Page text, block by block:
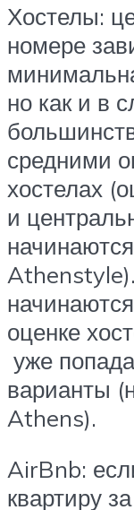
Хостелы:
номере
но как и в
средними
хостелах
и
оценке
уже
варианты
Athens).
AirBnb:
квартиру